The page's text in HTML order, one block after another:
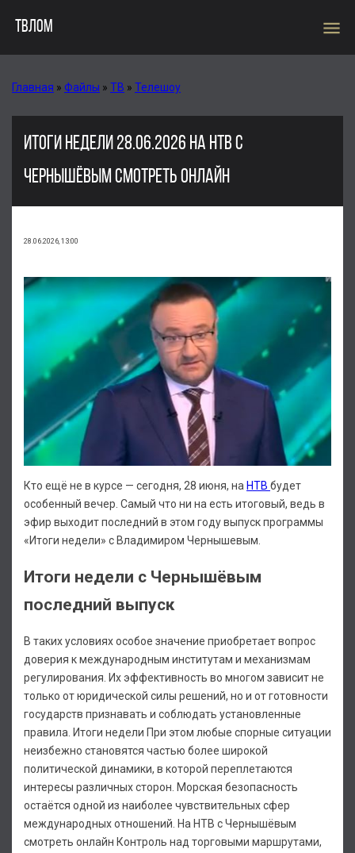
ТВЛОМ menu
Главная » Файлы » ТВ » Телешоу
ИТОГИ НЕДЕЛИ 28.06.2026 НА НТВ С
ЧЕРНЫШЁВЫМ СМОТРЕТЬ ОНЛАЙН
28.06.2026, 13:00
Кто ещё не в курсе — сегодня, 28 июня, на НТВ будет
особенный вечер. Самый что ни на есть итоговый, ведь в
эфир выходит последний в этом году выпуск программы
«Итоги недели» с Владимиром Чернышевым.
Итоги недели с Чернышёвым
последний выпуск
В таких условиях особое значение приобретает вопрос
доверия к международным институтам и механизмам
регулирования. Их эффективность во многом зависит не
только от юридической силы решений, но и от готовности
государств признавать и соблюдать установленные
правила. Итоги недели При этом любые спорные ситуации
неизбежно становятся частью более широкой
политической динамики, в которой переплетаются
интересы различных сторон. Морская безопасность
остаётся одной из наиболее чувствительных сфер
международных отношений. На НТВ с Чернышёвым
смотреть онлайн Контроль над торговыми маршрутами,